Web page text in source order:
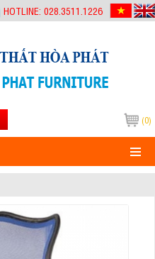
HOTLINE: 028.3511.1226
(0)